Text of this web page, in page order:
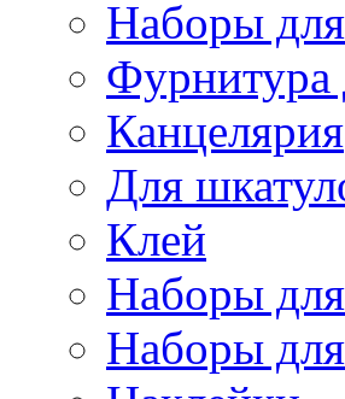
Наборы
Фурнитура
Канцелярия
Для
Клей
Наборы
Наборы для